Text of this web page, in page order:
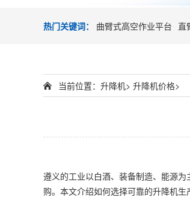
热门关键词： 曲臂式高空作业平台 直
当前位置： 升降机> 升降机价格>
遵义的工业以白酒、装备制造、能源为
购。本文介绍如何选择可靠的升降机生